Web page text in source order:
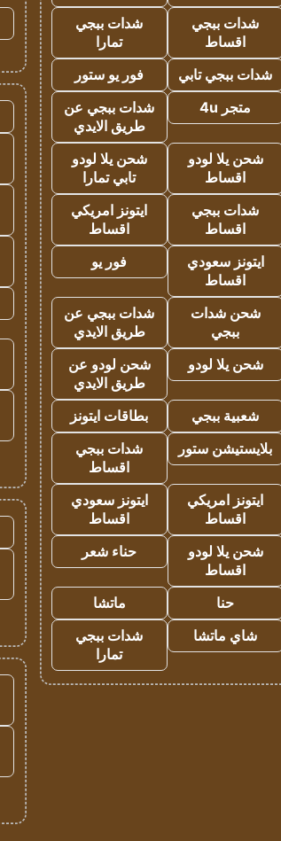
شدات ببجي
اقساط
شدات ببجي
تمارا
شدات ببجي تابي
فور يو ستور
متجر 4u
شدات ببجي عن
طريق الايدي
شحن يلا لودو
اقساط
شحن يلا لودو
تابي تمارا
شدات ببجي
اقساط
ايتونز امريكي
اقساط
ايتونز سعودي
اقساط
فور يو
شحن شدات
ببجي
شدات ببجي عن
طريق الايدي
شحن يلا لودو
شحن لودو عن
طريق الايدي
شعبية ببجي
بطاقات ايتونز
بلايستيشن ستور
شدات ببجي
اقساط
ايتونز امريكي
اقساط
ايتونز سعودي
اقساط
شحن يلا لودو
اقساط
حناء شعر
حنا
ماتشا
شاي ماتشا
شدات ببجي
تمارا